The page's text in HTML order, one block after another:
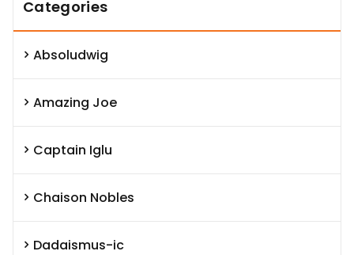
Categories
Absoludwig
Amazing Joe
Captain Iglu
Chaison Nobles
Dadaismus-ic